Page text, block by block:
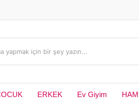
ERKEK Ev Giyim